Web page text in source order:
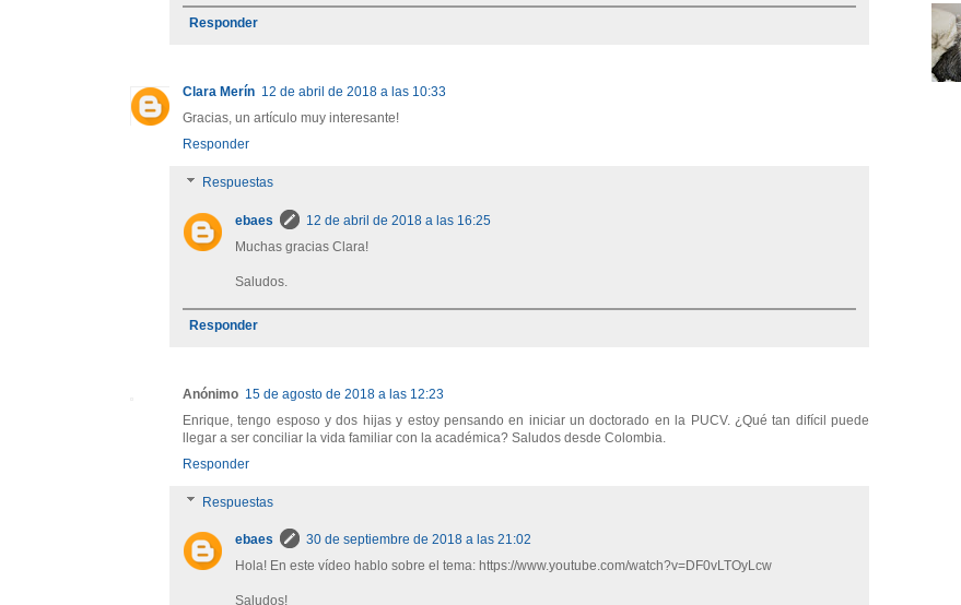
Responder
Clara Merín 12 de abril de 2018 a las 10:33
Gracias, un artículo muy interesante!
Responder
Respuestas
ebaes
12 de abril de 2018 a las 16:25
Muchas gracias Clara!
Saludos.
Responder
Anónimo 15 de agosto de 2018 a las 12:23
Enrique, tengo esposo y dos hijas y estoy pensando en iniciar un doctorado en la PUCV. ¿Qué tan difícil puede
llegar a ser conciliar la vida familiar con la académica? Saludos desde Colombia.
Responder
Respuestas
ebaes
30 de septiembre de 2018 a las 21:02
Hola! En este vídeo hablo sobre el tema: https://www.youtube.com/watch?v=DF0vLTOyLcw
Saludos!